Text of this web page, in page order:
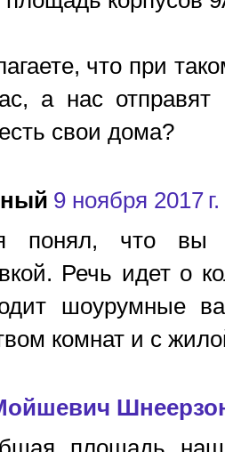
что при
а нас
свои дома?
9 ноября 2017
понял, что вы
Речь идет о
шоурумные
комнат и с